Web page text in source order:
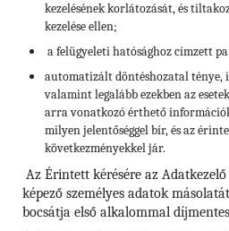
kezelésének korlátozását, és
kezelése ellen;
a felügyeleti hatósághoz címzett
automatizált döntéshozatal ténye,
valamint legalább ezekben az
arra vonatkozó érthető
milyen jelentőséggel bír, és az
következményekkel jár.
Az Érintett kérésére az
képező személyes adatok
bocsátja első alkalommal